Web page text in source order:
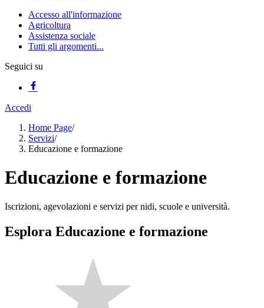
Accesso all'informazione
Agricoltura
Assistenza sociale
Tutti gli argomenti...
Seguici su
Accedi
Home Page/
Servizi/
Educazione e formazione
Educazione e formazione
Iscrizioni, agevolazioni e servizi per nidi, scuole e università.
Esplora Educazione e formazione